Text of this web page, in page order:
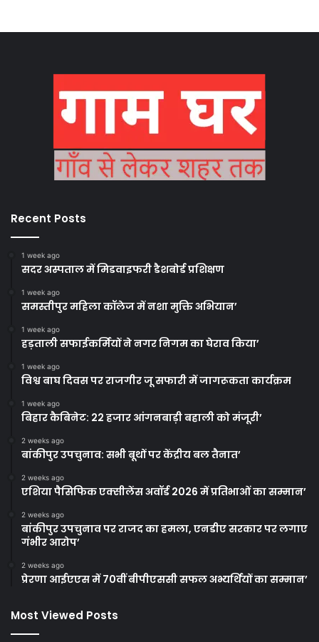
Recent Posts
1 week ago
सदर अस्पताल में मिडवाइफरी डैशबोर्ड प्रशिक्षण
1 week ago
समस्तीपुर महिला कॉलेज में नशा मुक्ति अभियान’
1 week ago
हड़ताली सफाईकर्मियों ने नगर निगम का घेराव किया’
1 week ago
विश्व बाघ दिवस पर राजगीर जू सफारी में जागरूकता कार्यक्रम
1 week ago
बिहार कैबिनेट: 22 हजार आंगनबाड़ी बहाली को मंजूरी’
2 weeks ago
बांकीपुर उपचुनाव: सभी बूथों पर केंद्रीय बल तैनात’
2 weeks ago
एशिया पैसिफिक एक्सीलेंस अवॉर्ड 2026 में प्रतिभाओं का सम्मान’
2 weeks ago
बांकीपुर उपचुनाव पर राजद का हमला, एनडीए सरकार पर लगाए
गंभीर आरोप’
2 weeks ago
प्रेरणा आईएएस में 70वीं बीपीएससी सफल अभ्यर्थियों का सम्मान’
Most Viewed Posts